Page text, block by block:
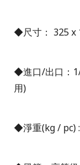
◆尺寸： 325 x
◆進口/出口：
用)
◆淨重(kg / pc)